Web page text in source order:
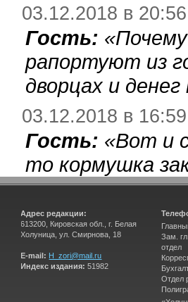
03.12.2018 в 20:56
Гость: «
рапортуют из
дворцах и
03.12.2018 в 16:59
Гость: «Вот и
то кормушка
Адрес редакции:
613200, Кировская обл., г. Белая
Холуница, ул. Смирнова, 18
E-mail: H_zori@mail.ru
Индекс издания: 51982
Зам.
отдел
Отдел